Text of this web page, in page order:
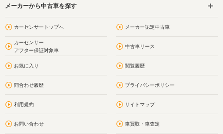
メーカーから中古車を探す
カーセンサートップへ メーカー認定中古車
カーセンサー
アフター保証対象車
中古車リース
お気に入り 閲覧履歴
問合わせ履歴 プライバシーポリシー
利用規約 サイトマップ
お問い合わせ 車買取・車査定